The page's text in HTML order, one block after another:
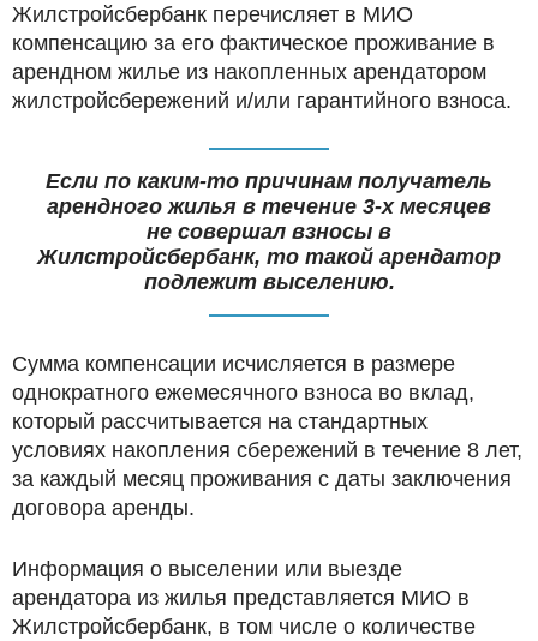
Жилстройсбербанк перечисляет в МИО
компенсацию за его фактическое проживание в
арендном жилье из накопленных арендатором
жилстройсбережений и/или гарантийного взноса.
Если по каким-то причинам получатель
арендного жилья в течение 3-х месяцев
не совершал взносы в
Жилстройсбербанк, то такой арендатор
подлежит выселению.
Сумма компенсации исчисляется в размере
однократного ежемесячного взноса во вклад,
который рассчитывается на стандартных
условиях накопления сбережений в течение 8 лет,
за каждый месяц проживания с даты заключения
договора аренды.
Информация о выселении или выезде
арендатора из жилья представляется МИО в
Жилстройсбербанк, в том числе о количестве